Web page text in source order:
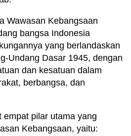
Wawasan Kebangsaan
bangsa Indonesia
yang berlandaskan
Undang Dasar 1945, dengan
dan kesatuan dalam
berbangsa, dan
empat pilar utama yang
Kebangsaan, yaitu: